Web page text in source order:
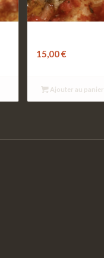
15,00€
Ajouter au panier